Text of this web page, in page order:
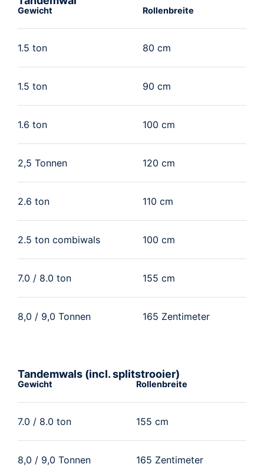
Gewicht Rollenbreite
1.5 ton 80 cm
1.5 ton 90 cm
1.6 ton 100 cm
2,5 Tonnen 120 cm
2.6 ton 110 cm
2.5 ton combiwals 100 cm
7.0 / 8.0 ton 155 cm
8,0 / 9,0 Tonnen 165 Zentimeter
Tandemwals (incl. splitstrooier)
Gewicht Rollenbreite
7.0 / 8.0 ton 155 cm
8,0 / 9,0 Tonnen 165 Zentimeter